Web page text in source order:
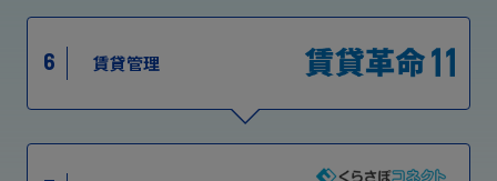
6 賃貸管理